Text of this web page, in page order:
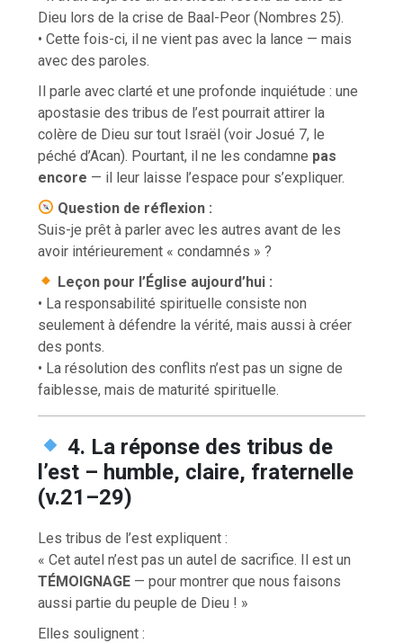
Dieu lors de la crise de Baal-Peor (Nombres 25).
• Cette fois-ci, il ne vient pas avec la lance — mais
avec des paroles.
Il parle avec clarté et une profonde inquiétude : une
apostasie des tribus de l’est pourrait attirer la
colère de Dieu sur tout Israël (voir Josué 7, le
péché d’Acan). Pourtant, il ne les condamne pas
encore — il leur laisse l’espace pour s’expliquer.
Question de réflexion :
Suis-je prêt à parler avec les autres avant de les
avoir intérieurement « condamnés » ?
Leçon pour l’Église aujourd’hui :
• La responsabilité spirituelle consiste non
seulement à défendre la vérité, mais aussi à créer
des ponts.
• La résolution des conflits n’est pas un signe de
faiblesse, mais de maturité spirituelle.
4. La réponse des tribus de
l’est – humble, claire, fraternelle
(v.21–29)
Les tribus de l’est expliquent :
« Cet autel n’est pas un autel de sacrifice. Il est un
TÉMOIGNAGE — pour montrer que nous faisons
aussi partie du peuple de Dieu ! »
Elles soulignent :